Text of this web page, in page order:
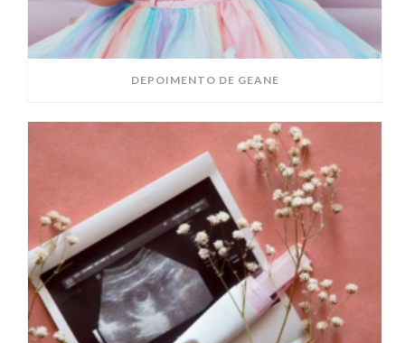
DEPOIMENTO DE GEANE